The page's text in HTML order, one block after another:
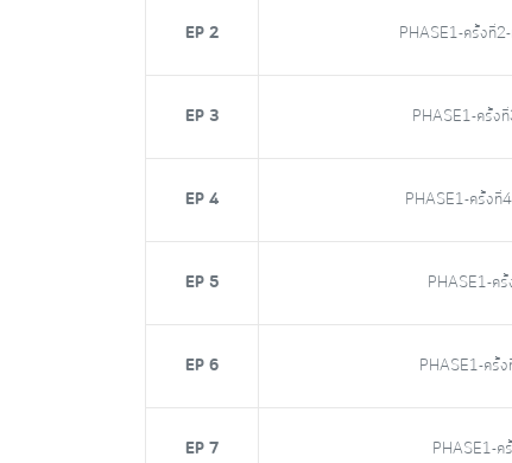
EP 2 PHASE1-ครั้งที่
EP 3 PHASE1-ครั้ง
EP 4 PHASE1-ครั้งที่
EP 5 PHASE1-ค
EP 6 PHASE1-ครั้
EP 7 PHASE1-ค